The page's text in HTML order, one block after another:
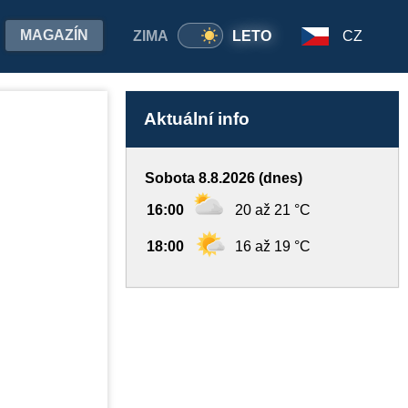
ZIMA LETO
MAGAZÍN CZ
Aktuální info
Sobota 8.8.2026 (dnes)
16:00 20 až 21 °C
18:00 16 až 19 °C